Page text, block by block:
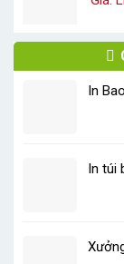
In
In túi